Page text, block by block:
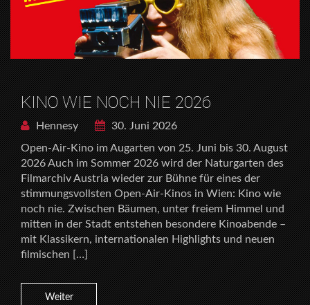
KINO WIE NOCH NIE 2026
Hennesy
30. Juni 2026
Open-Air-Kino im Augarten von 25. Juni bis 30. August
2026 Auch im Sommer 2026 wird der Naturgarten des
Filmarchiv Austria wieder zur Bühne für eines der
stimmungsvollsten Open-Air-Kinos in Wien: Kino wie
noch nie. Zwischen Bäumen, unter freiem Himmel und
mitten in der Stadt entstehen besondere Kinoabende –
mit Klassikern, internationalen Highlights und neuen
filmischen […]
Weiter